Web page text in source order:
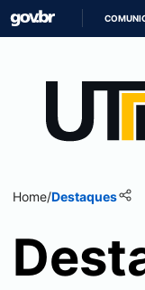
Home/Destaques